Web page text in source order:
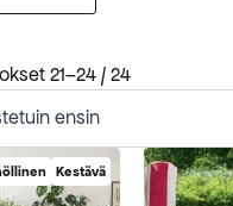
21–24 / 24Suosituimmat
Kestävä